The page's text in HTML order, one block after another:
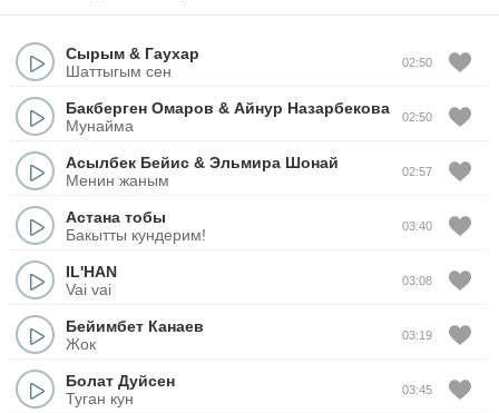
Сырым & Гаухар
Шаттыгым сен
02:50
Бакберген Омаров & Айнур Назарбекова
Мунайма
02:50
Асылбек Бейис & Эльмира Шонай
Менин жаным
02:57
Астана тобы
Бакытты кундерим!
03:40
IL'HAN
Vai vai
03:08
Бейимбет Канаев
Жок
03:19
Болат Дуйсен
Туган кун
03:45